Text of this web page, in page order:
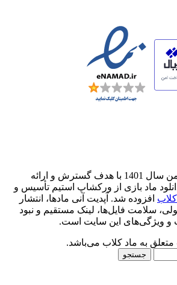
وبسایت مادکلاب در بهمن سال 1401 با هدف گسترش و ارائه
ماد بازی از ورکشاپ استیم تأسیس و
کلاب افزوده شد. آپدیت آنی مادها، انتشار
سلامت فایل‌ها، لینک مستقیم و نبود
و ویژگی‌های این سایت است.
به ماد کلاب می‌باشد.
جستجو